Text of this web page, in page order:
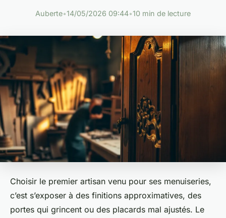
Auberte•14/05/2026 09:44•10 min de lecture
Choisir le premier artisan venu pour ses menuiseries,
c’est s’exposer à des finitions approximatives, des
portes qui grincent ou des placards mal ajustés. Le